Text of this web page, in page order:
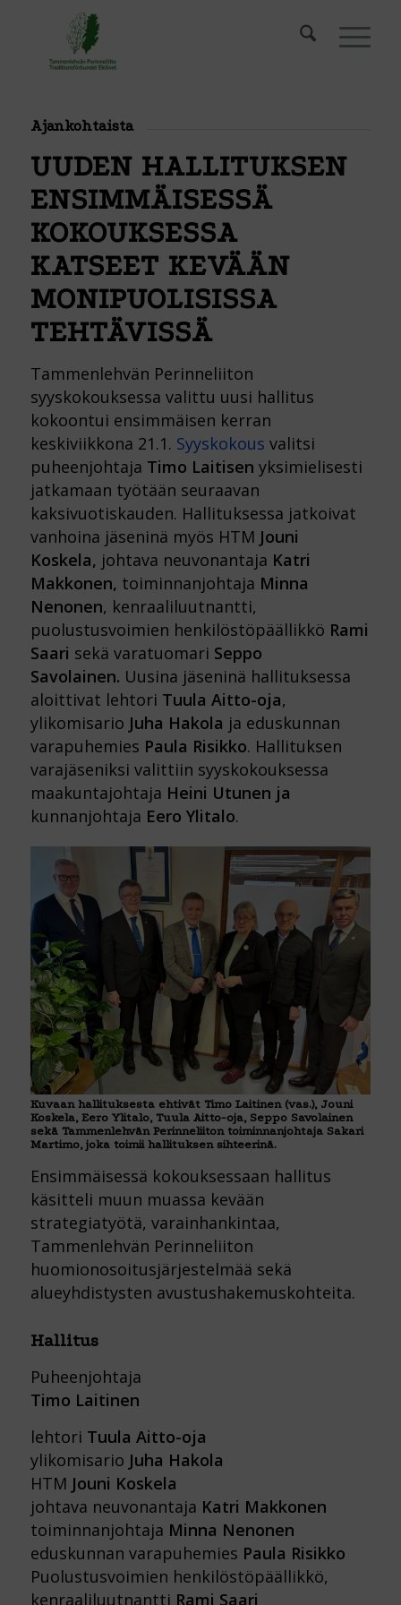
Ajankohtaista
UUDEN HALLITUKSEN
ENSIMMÄISESSÄ
KOKOUKSESSA
KATSEET KEVÄÄN
MONIPUOLISISSA
TEHTÄVISSÄ
Tammenlehvän Perinneliiton
syyskokouksessa valittu uusi hallitus
kokoontui ensimmäisen kerran
keskiviikkona 21.1. Syyskokous valitsi
puheenjohtaja Timo Laitisen yksimielisesti
jatkamaan työtään seuraavan
kaksivuotiskauden. Hallituksessa jatkoivat
vanhoina jäseninä myös HTM Jouni
Koskela, johtava neuvonantaja Katri
Makkonen, toiminnanjohtaja Minna
Nenonen, kenraaliluutnantti,
puolustusvoimien henkilöstöpäällikkö Rami
Saari sekä varatuomari Seppo
Savolainen. Uusina jäseninä hallituksessa
aloittivat lehtori Tuula Aitto-oja,
ylikomisario Juha Hakola ja eduskunnan
varapuhemies Paula Risikko. Hallituksen
varajäseniksi valittiin syyskokouksessa
maakuntajohtaja Heini Utunen ja
kunnanjohtaja Eero Ylitalo.
Kuvaan hallituksesta ehtivät Timo Laitinen (vas.), Jouni
Koskela, Eero Ylitalo, Tuula Aitto-oja, Seppo Savolainen
sekä Tammenlehvän Perinneliiton toiminnanjohtaja Sakari
Martimo, joka toimii hallituksen sihteerinä.
Ensimmäisessä kokouksessaan hallitus
käsitteli muun muassa kevään
strategiatyötä, varainhankintaa,
Tammenlehvän Perinneliiton
huomionosoitusjärjestelmää sekä
alueyhdistysten avustushakemuskohteita.
Hallitus
Puheenjohtaja
Timo Laitinen
lehtori Tuula Aitto-oja
ylikomisario Juha Hakola
HTM Jouni Koskela
johtava neuvonantaja Katri Makkonen
toiminnanjohtaja Minna Nenonen
eduskunnan varapuhemies Paula Risikko
Puolustusvoimien henkilöstöpäällikkö,
kenraaliluutnantti Rami Saari